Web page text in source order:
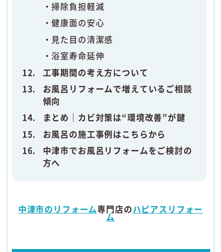
掃除負担軽減
健康面の安心
見た目の清潔感
浴室寿命延伸
工事期間の考え方について
お風呂リフォームで増えているご相談
傾向
まとめ｜カビ対策は“環境改善”が鍵
お風呂の施工事例はこちらから
中津市でお風呂リフォームをご検討の
方へ
中津市のリフォーム専門店のハピアスリフォー
ム